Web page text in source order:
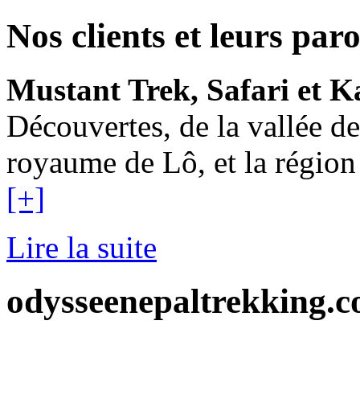
Nos clients et leurs
Mustant Trek, Safari et
Découvertes, de la vallée
royaume de Lô, et la
[+]
Lire la suite